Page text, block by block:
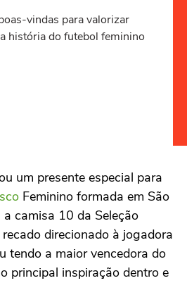
vindas para valorizar
história do futebol feminino
um presente especial para
Feminino formada em São
camisa 10 da Seleção
direcionado à jogadora
tendo a maior vencedora do
principal inspiração dentro e